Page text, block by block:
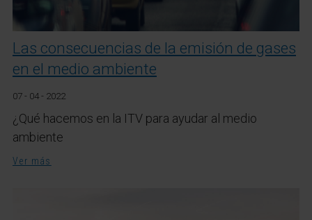
Las consecuencias de la emisión de gases
en el medio ambiente
07 - 04 - 2022
¿Qué hacemos en la ITV para ayudar al medio
ambiente
Ver más